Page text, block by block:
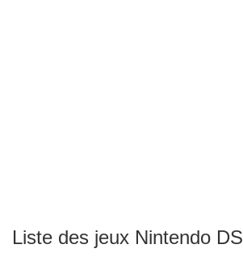
Liste des jeux Nintendo DS